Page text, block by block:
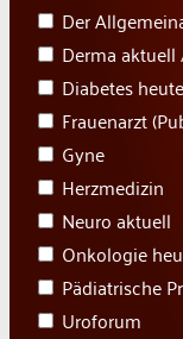
Der
Derma
Diabetes heute
Frauenarzt
Gyne
Herzmedizin
Neuro aktuell
Onkologie
Pädiatrische
Uroforum